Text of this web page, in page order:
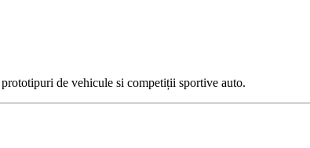
de vehicule si competiții sportive auto.